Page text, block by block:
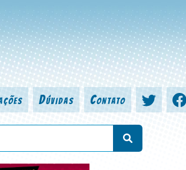
Dúvidas Contato
arte-finalista, colorista